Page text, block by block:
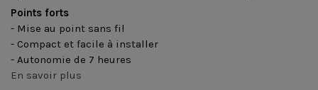
Points forts
- Mise au point sans fil
- Compact et facile à installer
- Autonomie de 7 heures
En savoir plus